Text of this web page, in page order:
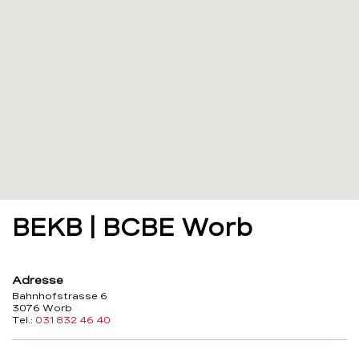
BEKB | BCBE Worb
Adresse
Bahnhofstrasse 6
3076 Worb
Tel.: 031 832 46 40